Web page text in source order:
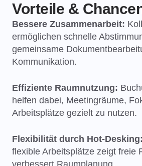
Vorteile &
Bessere Zusammenarbeit:
ermöglichen schnelle
gemeinsame
Kommunikation.
Effiziente Raumnutzung:
helfen dabei, Meetingräume,
Arbeitsplätze gezielt zu nutzen.
Flexibilität durch Hot-Desking:
flexible Arbeitsplätze zeigt freie
verbessert Raumplanung.